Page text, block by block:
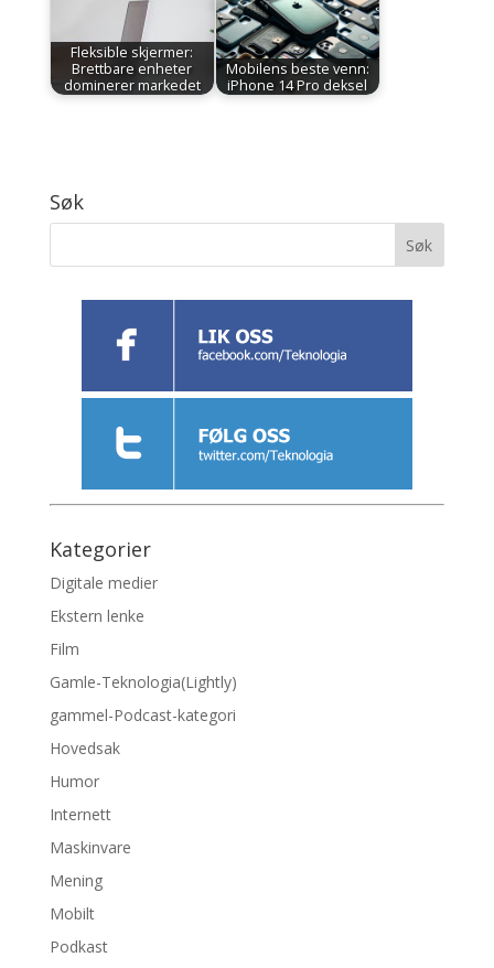
Fleksible skjermer:
Brettbare enheter
dominerer markedet
Mobilens beste venn:
iPhone 14 Pro deksel
Søk
Kategorier
Digitale medier
Ekstern lenke
Film
Gamle-Teknologia(Lightly)
gammel-Podcast-kategori
Hovedsak
Humor
Internett
Maskinvare
Mening
Mobilt
Podkast